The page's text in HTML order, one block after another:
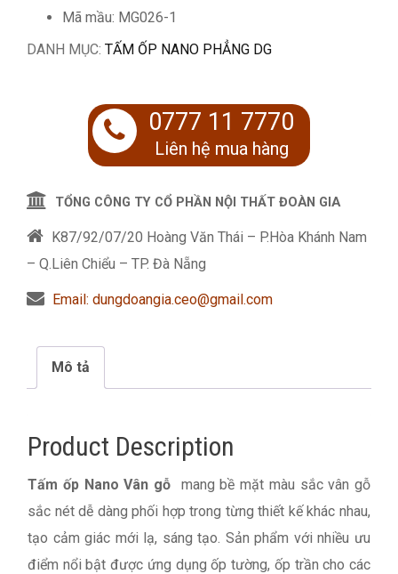
Mã mầu: MG026-1
DANH MỤC: TẤM ỐP NANO PHẲNG DG
0777 11 7770
Liên hệ mua hàng
TỔNG CÔNG TY CỔ PHẦN NỘI THẤT ĐOÀN GIA
K87/92/07/20 Hoàng Văn Thái – P.Hòa Khánh Nam
– Q.Liên Chiểu – TP. Đà Nẵng
Email: dungdoangia.ceo@gmail.com
Mô tả
Product Description
Tấm ốp Nano Vân gỗ
mang bề mặt màu sắc vân gỗ
sắc nét dễ dàng phối hợp trong từng thiết kế khác nhau,
tạo cảm giác mới lạ, sáng tạo. Sản phẩm với nhiều ưu
điểm nổi bật được ứng dụng ốp tường, ốp trần cho các